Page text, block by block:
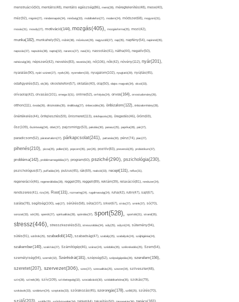
menstruáció(50), mentális(48), mentális egészség(86), menü(28), méregtelenítés(48), mese(40),
méz(92), migrén(27), mindennapok(34), minőség(33), mobiltelefon(27), modern(24), módszer(68), mogyoró(31),
mosás(31), mosoly(27), motiváció(144), mozgás(405), mozgásforma(25), mozi(42),
munka(182), munkahely(92), műtét(38), művészet(29), nagyszülő(27), nap(35), napfény(54), napirend(35),
napozás(37), napsütés(38), naptej(32), narancs(27), nasi(31), nassolás(41), nátha(44), negatív(50),
nehézség(36), népszerű(42), nevelés(83), nevetés(30), nő(106), nők(42), növény(112), nyár(201),
nyaralás(90), nyári szünet(27), nyelv(26), nyomelem(33), nyugalom(102), nyugtató(29), nyújtás(45),
odafigyelés(52), ok(36), okostelefon(57), oktatás(40), olaj(50), olajos magvak(34), olcsó(33),
olívaolaj(42), olvasás(101), omega-3(31), online(52), orrfolyás(24), orvos(164), orvostudomány(26),
otthon(111), óvoda(26), öltözködés(35), önállóság(27), önbecsülés(36), önbizalom(122), önbizalomhiány(28),
önértékelés(44), önfejlesztés(59), önismeret(113), önkifejezés(26), öregedés(46), öröm(69),
ősz(109), őszinteség(34), ötlet(37), pajzsmirigy(53), pakolás(30), panasz(25), paprika(28), pár(27),
paradicsom(52), páratartalom(27), párkapcsolat(241), pattanás(30), pénz(74), piac(27),
pihenés(210), pizza(25), pollen(32), popcorn(35), por(26), pozitív(83), prevenció(25), probiotikum(37),
probléma(142), problémamegoldás(27), program(60), psziché(290), pszichológia(230),
pszichológus(67), puffadás(34), pulzus(45), rák(69), reakció(33), recept(131), reflux(31),
regeneráció(46), regenerálódás(28), reggel(39), reggeli(89), reklám(39), relaxáció(81), rendszer(24),
rendszeres(41), rizs(34), Rost(131), rozmaring(24), rugalmasság(24), ruha(42), rutin(47), sajt(67),
saláta(78), segítség(100), sejt(27), sérülés(58), séta(107), siker(67), sírás(27), smink(37), só(70),
sorozat(33), sör(26), spenót(27), spiritualitás(28), spórolás(37), sport(528), sportoló(31), strand(35),
stressz(446), stresszkezelés(53), stresszoldás(34), súly(25), súlyzó(24), sütemény(94),
sütés(91), sütőtök(25), szabadidő(142), szabadság(47), szabály(25), szabályok(24), szájhigiénia(24),
szakember(140), szakítás(27), Számítógép(46), száraz(24), szédülés(35), székrekedés(25), Szem(54),
személyiség(94), szemét(32), Szénhidrát(181), szépség(52), szépségápolás(26), szerelem(156),
szeretet(207), szervezet(306), szex(27), szexualitás(25), szezon(34), szilveszter(48),
szín(28), színek(36), szív(109), szívbetegség(32), szocializáció(30), szódabikarbóna(35), szokás(79),
szokások(33), szolárium(24), szoptatás(33), szórakozás(45), szorongás(178), szőlő(25), szülés(70),